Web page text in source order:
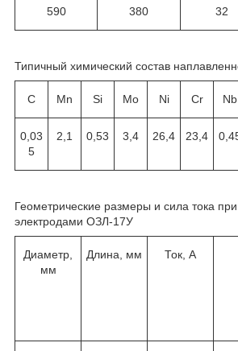
590 380 32
Типичный химический состав
C Mn Si Mo Ni Cr Nb
0,03
5
2,1 0,53 3,4 26,4 23,4
Геометрические размеры и сила тока
электродами ОЗЛ-17У
Диаметр,
мм
Длина, мм Ток, А